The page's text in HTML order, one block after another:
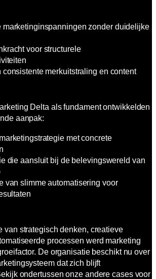
marketinginspanningen zonder duidelijke
voor structurele
consistente merkuitstraling en content
Delta als fundament ontwikkelden
aanpak:
met concrete
die aansluit bij de belevingswereld van
van slimme automatisering voor
van strategisch denken, creatieve
processen werd marketing
De organisatie beschikt nu over
dat zich blijft
ondertussen onze andere cases voor